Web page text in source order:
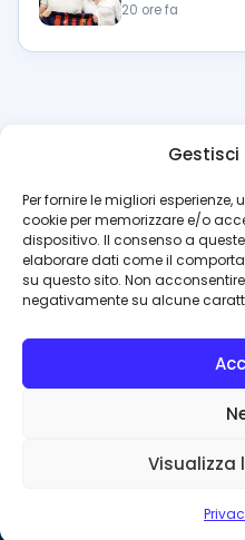
Gestisci
Per fornire le migliori
cookie per memorizzare e/o
dispositivo. Il consenso a
elaborare dati come il
su questo sito. Non
negativamente su alcune
Visualizza
20 ore fa
azzurrissimo.it
Il blog di riferimento per i tifosi del
pagelle e calciomercato.
al Tribunale di Napoli (n. 48
Perillo
INFO
Contattaci